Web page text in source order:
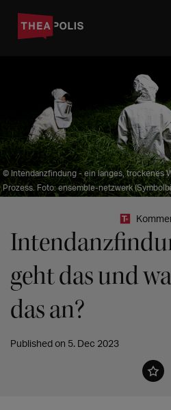
© Intendanzfindung - ein langes, trockenes
Prozess. Foto: ensemble-netzwerk
geht das und
das an?
Published on 5. Dec 2023